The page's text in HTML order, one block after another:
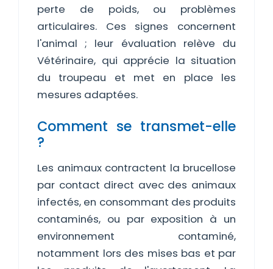
perte de poids, ou problèmes
articulaires. Ces signes concernent
l'animal ; leur évaluation relève du
Vétérinaire, qui apprécie la situation
du troupeau et met en place les
mesures adaptées.
Comment se transmet-elle
?
Les animaux contractent la brucellose
par contact direct avec des animaux
infectés, en consommant des produits
contaminés, ou par exposition à un
environnement contaminé,
notamment lors des mises bas et par